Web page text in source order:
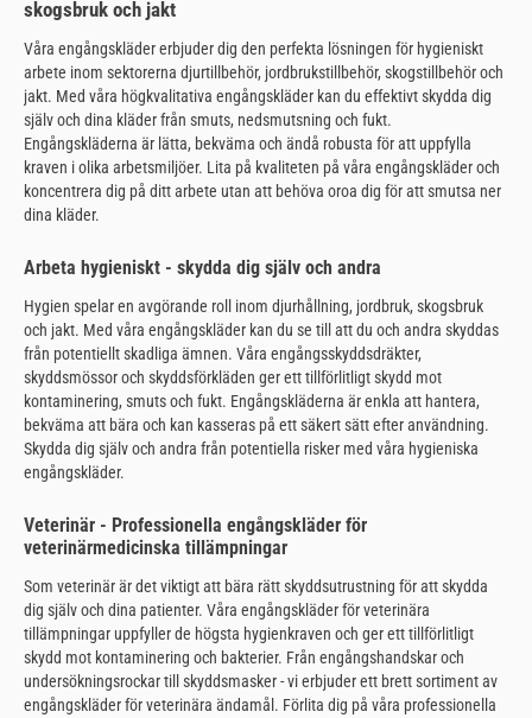
skogsbruk och jakt
Våra engångskläder erbjuder dig den perfekta lösningen för hygieniskt
arbete inom sektorerna djurtillbehör, jordbrukstillbehör, skogstillbehör och
jakt. Med våra högkvalitativa engångskläder kan du effektivt skydda dig
själv och dina kläder från smuts, nedsmutsning och fukt.
Engångskläderna är lätta, bekväma och ändå robusta för att uppfylla
kraven i olika arbetsmiljöer. Lita på kvaliteten på våra engångskläder och
koncentrera dig på ditt arbete utan att behöva oroa dig för att smutsa ner
dina kläder.
Arbeta hygieniskt - skydda dig själv och andra
Hygien spelar en avgörande roll inom djurhållning, jordbruk, skogsbruk
och jakt. Med våra engångskläder kan du se till att du och andra skyddas
från potentiellt skadliga ämnen. Våra engångsskyddsdräkter,
skyddsmössor och skyddsförkläden ger ett tillförlitligt skydd mot
kontaminering, smuts och fukt. Engångskläderna är enkla att hantera,
bekväma att bära och kan kasseras på ett säkert sätt efter användning.
Skydda dig själv och andra från potentiella risker med våra hygieniska
engångskläder.
Veterinär - Professionella engångskläder för
veterinärmedicinska tillämpningar
Som veterinär är det viktigt att bära rätt skyddsutrustning för att skydda
dig själv och dina patienter. Våra engångskläder för veterinära
tillämpningar uppfyller de högsta hygienkraven och ger ett tillförlitligt
skydd mot kontaminering och bakterier. Från engångshandskar och
undersökningsrockar till skyddsmasker - vi erbjuder ett brett sortiment av
engångskläder för veterinära ändamål. Förlita dig på våra professionella